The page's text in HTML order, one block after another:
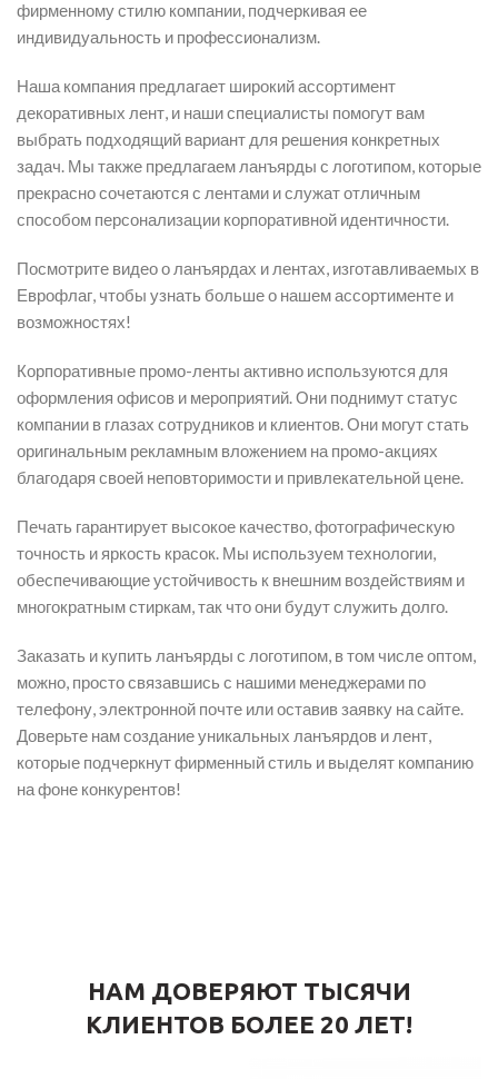
фирменному стилю компании, подчеркивая ее
индивидуальность и профессионализм.
Наша компания предлагает широкий ассортимент
декоративных лент, и наши специалисты помогут вам
выбрать подходящий вариант для решения конкретных
задач. Мы также предлагаем ланъярды с логотипом, которые
прекрасно сочетаются с лентами и служат отличным
способом персонализации корпоративной идентичности.
Посмотрите видео о ланъярдах и лентах, изготавливаемых в
Еврофлаг, чтобы узнать больше о нашем ассортименте и
возможностях!
Корпоративные промо-ленты активно используются для
оформления офисов и мероприятий. Они поднимут статус
компании в глазах сотрудников и клиентов. Они могут стать
оригинальным рекламным вложением на промо-акциях
благодаря своей неповторимости и привлекательной цене.
Печать гарантирует высокое качество, фотографическую
точность и яркость красок. Мы используем технологии,
обеспечивающие устойчивость к внешним воздействиям и
многократным стиркам, так что они будут служить долго.
Заказать и купить ланъярды с логотипом, в том числе оптом,
можно, просто связавшись с нашими менеджерами по
телефону, электронной почте или оставив заявку на сайте.
Доверьте нам создание уникальных ланъярдов и лент,
которые подчеркнут фирменный стиль и выделят компанию
на фоне конкурентов!
НАМ ДОВЕРЯЮТ ТЫСЯЧИ
КЛИЕНТОВ БОЛЕЕ 20 ЛЕТ!